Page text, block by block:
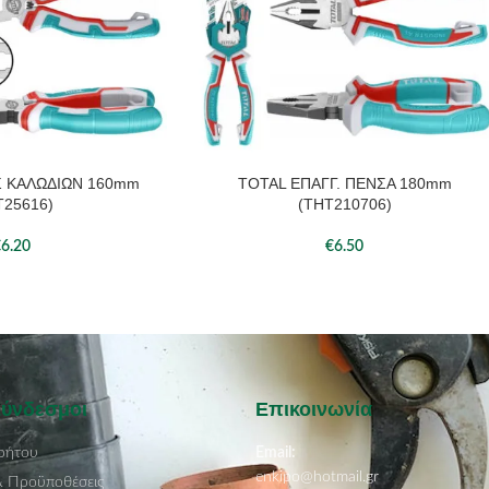
ΚΑΛΩΔΙΩΝ 160mm
6.20
ΠΡΟΣΘΉΚΗ ΣΤΟ ΚΑΛΆΘΙ
TOTAL ΕΠΑΓΓ. ΠΕΝΣΑ 180mm
(THT210706)
€6.50
Προϋποθέσεις
Επικοινωνία
Email:
enkipo@hotmail.gr